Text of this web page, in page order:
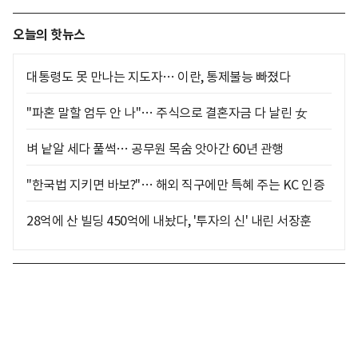
오늘의 핫뉴스
대통령도 못 만나는 지도자… 이란, 통제불능 빠졌다
"파혼 말할 엄두 안 나"… 주식으로 결혼자금 다 날린 女
벼 낱알 세다 풀썩… 공무원 목숨 앗아간 60년 관행
"한국법 지키면 바보?"… 해외 직구에만 특혜 주는 KC 인증
28억에 산 빌딩 450억에 내놨다, '투자의 신' 내린 서장훈